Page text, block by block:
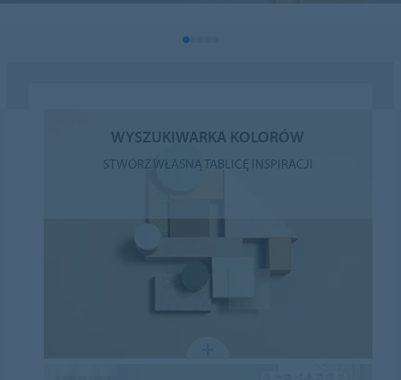
WYSZUKIWARKA KOLORÓW
STWÓRZ WŁASNĄ TABLICĘ INSPIRACJI